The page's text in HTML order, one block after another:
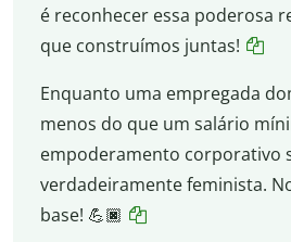
é reconhecer essa poderosa
que construímos juntas!
Enquanto uma empregada
menos do que um salário
empoderamento corporativo
verdadeiramente feminista.
base! 💪🏿